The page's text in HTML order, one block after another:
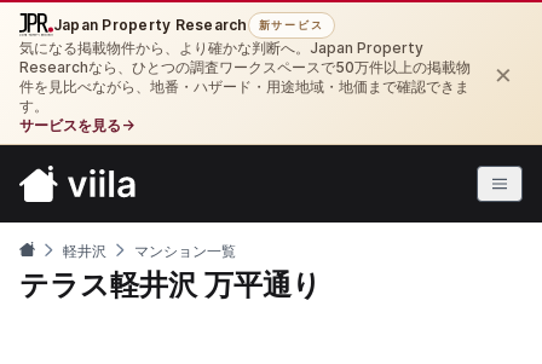
Japan Property Research 新サービス
気になる掲載物件から、より確かな判断へ。Japan Property
Researchなら、ひとつの調査ワークスペースで50万件以上の掲載物
件を見比べながら、地番・ハザード・用途地域・地価まで確認できま
す。
サービスを見る →
×
軽井沢 マンション一覧
テラス軽井沢 万平通り